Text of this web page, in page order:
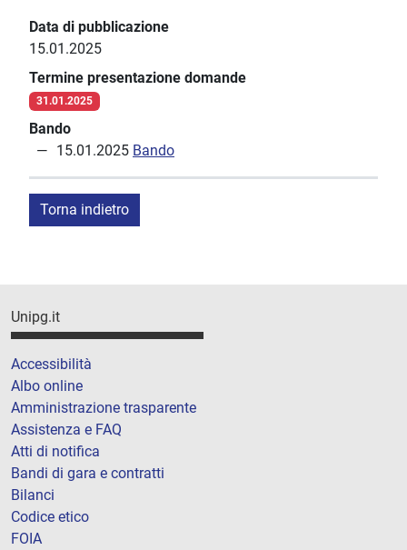
Data di pubblicazione
15.01.2025
Termine presentazione domande
31.01.2025
Bando
15.01.2025 Bando
Torna indietro
Unipg.it
Accessibilità
Albo online
Amministrazione trasparente
Assistenza e FAQ
Atti di notifica
Bandi di gara e contratti
Bilanci
Codice etico
FOIA